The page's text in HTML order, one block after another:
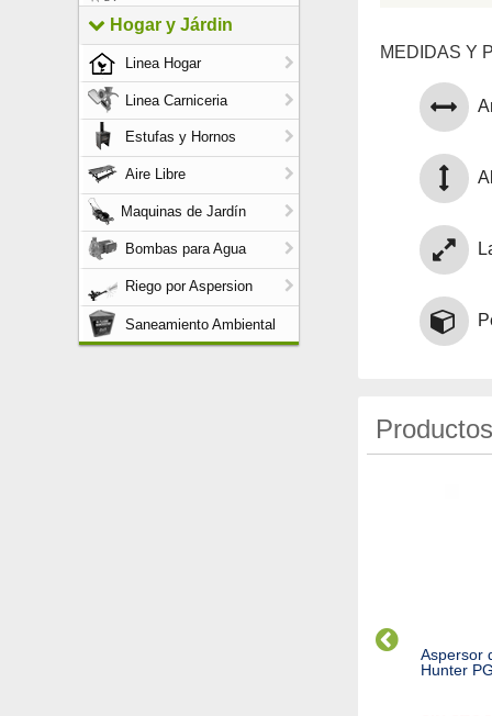
Hogar y Járdin
Linea Hogar
Linea Carniceria
Estufas y Hornos
Aire Libre
Maquinas de Jardín
Bombas para Agua
Riego por Aspersion
Saneamiento Ambiental
MEDIDAS Y
Aspersor
Hunter